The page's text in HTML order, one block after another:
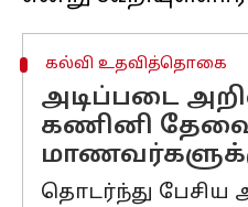
கல்வி உதவித்தொகை
அடிப்படை
கணினி
தொடர்ந்து பேசிய